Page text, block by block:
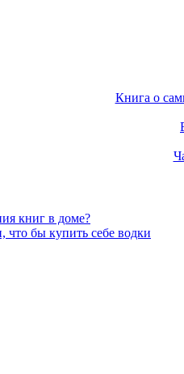
Книга о
книг в доме?
что бы купить себе водки